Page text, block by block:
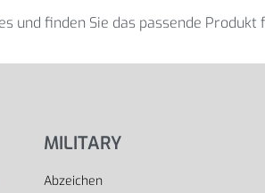
und finden Sie das passende Produkt
MILITARY
Abzeichen